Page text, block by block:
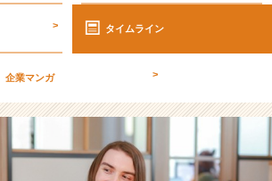
で
っ
と
ワ
ワ
> タイムライン
企業マンガ >